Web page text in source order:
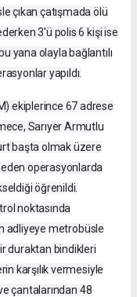
çıkan çatışmada ölü
3'ü polis 6 kişi ise
yana olayla bağlantılı
yapıldı.
ekiplerince 67 adrese
Sarıyer Armutlu
başta olmak üzere
operasyonlarda
öğrenildi.
noktasında
adliyeye metrobüsle
duraktan bindikleri
karşılık vermesiyle
çantalarından 48